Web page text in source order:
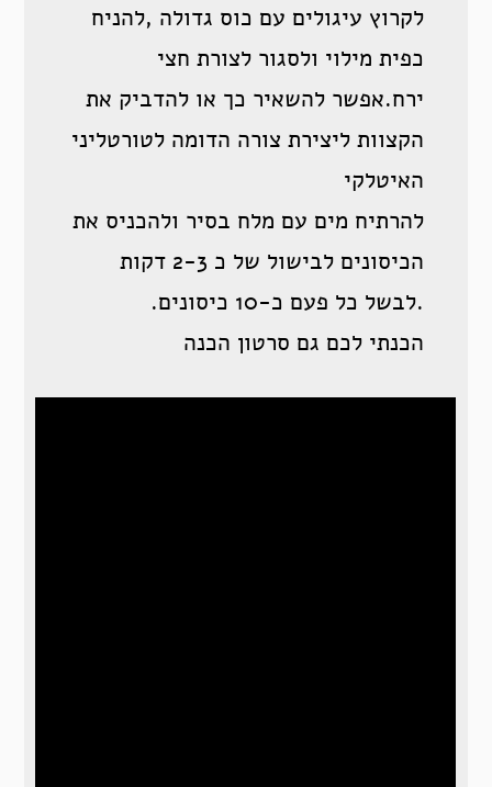
לקרוץ עיגולים עם כוס גדולה ,להניח
כפית מילוי ולסגור לצורת חצי
ירח.אפשר להשאיר כך או להדביק את
הקצוות ליצירת צורה הדומה לטורטליני
האיטלקי
להרתיח מים עם מלח בסיר ולהכניס את
הכיסונים לבישול של כ 2-3 דקות
.לבשל כל פעם כ-10 כיסונים.
הכנתי לכם גם סרטון הכנה